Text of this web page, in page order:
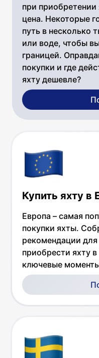
при приобретении
цена. Некоторые
путь в несколько
или воде, чтобы
границей.
покупки и где
яхту дешевле?
Купить яхту в
Европа – самая
покупки яхты.
рекомендации
приобрести яхту
ключевые